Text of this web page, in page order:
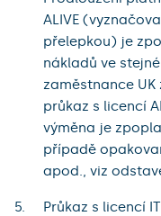
ALIVE
přelepkou) je
nákladů ve
zaměstnance UK
průkaz s licencí
výměna je
případě
apod., viz
Průkaz s licencí